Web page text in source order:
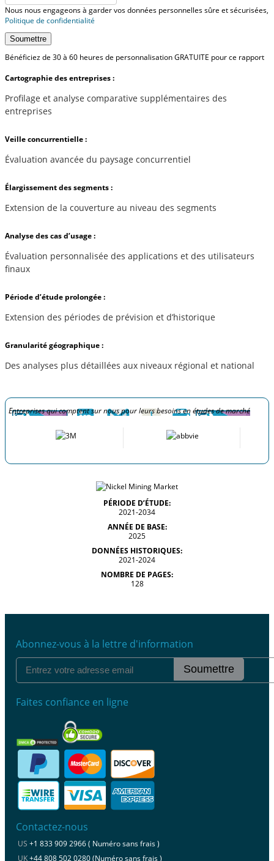
Nous nous engageons à garder vos données personnelles sûre et sécurisées,
Politique de confidentialité
Soumettre
Bénéficiez de 30 à 60 heures de personnalisation GRATUITE pour ce rapport
Cartographie des entreprises :
Profilage et analyse comparative supplémentaires des
entreprises
Veille concurrentielle :
Évaluation avancée du paysage concurrentiel
Élargissement des segments :
Extension de la couverture au niveau des segments
Analyse des cas d’usage :
Évaluation personnalisée des applications et des utilisateurs
finaux
Période d’étude prolongée :
Extension des périodes de prévision et d’historique
Granularité géographique :
Des analyses plus détaillées aux niveaux régional et national
Entreprises qui comptent sur nous pour leurs besoins en études de marché
PÉRIODE D’ÉTUDE:
2021-2034
ANNÉE DE BASE:
2025
DONNÉES HISTORIQUES:
2021-2024
NOMBRE DE PAGES:
128
Abonnez-vous à la lettre d'information
Soumettre
Faites confiance en ligne
Contactez-nous
US +1 833 909 2966 ( Numéro sans frais )
UK+44 808 502 0280 (Numéro sans frais )